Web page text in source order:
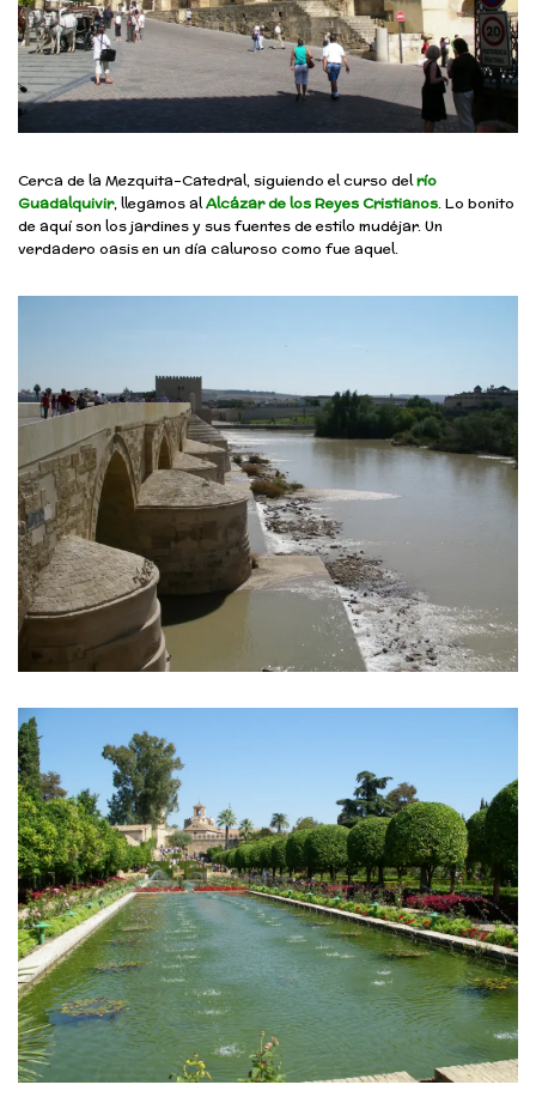
Cerca de la Mezquita-Catedral, siguiendo el curso delrío
Guadalquivir, llegamos alAlcázar de los Reyes Cristianos. Lo bonito
de aquí son los jardines y sus fuentes de estilo mudéjar. Un
verdadero oasis en un día caluroso como fue aquel.